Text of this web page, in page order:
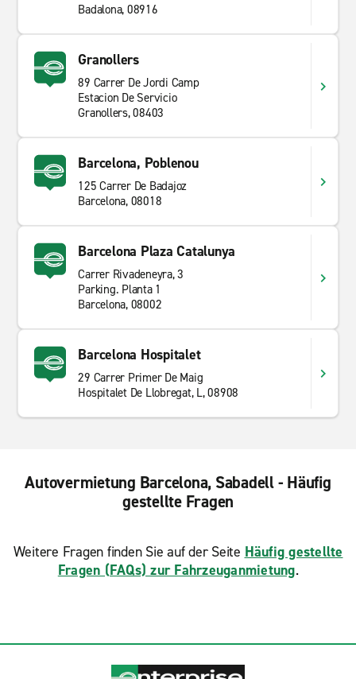
Mietwagen suchen sind Sie bei uns genau richtig. Ob
Luxusautos, Transporter, Kleinwagen oder SUVs,
besuchen Sie unsere Filialseiten und finden Sie das
passende Mietfahrzeug für Ihre Bedürfnisse. Wir bieten
sowohl Kurz- als auch Langzeitmieten. In Sabadell gibt
es viel zu entdecken, weshalb ein Mietwagen das
Besichtigen und Erkunden der Sehenswürdigkeiten
erleichtert. Beginnen Sie Ihre Reise mit Enterprise
Rent-A-Car.
Badalona, 08916
Granollers
89 Carrer De Jordi Camp
Estacion De Servicio
Granollers, 08403
Barcelona, Poblenou
125 Carrer De Badajoz
Barcelona, 08018
Barcelona Plaza Catalunya
Carrer Rivadeneyra, 3
Parking. Planta 1
Barcelona, 08002
Barcelona Hospitalet
29 Carrer Primer De Maig
Hospitalet De Llobregat, L, 08908
Autovermietung Barcelona, Sabadell - Häufig
gestellte Fragen
Weitere Fragen finden Sie auf der Seite Häufig gestellte
Fragen (FAQs) zur Fahrzeuganmietung.